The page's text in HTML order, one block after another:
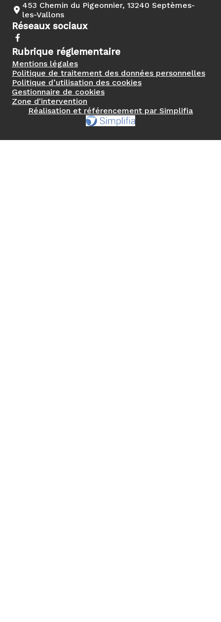
453 Chemin du Pigeonnier, 13240 Septèmes-
les-Vallons
Réseaux sociaux
Rubrique réglementaire
Mentions légales
Politique de traitement des données personnelles
Politique d’utilisation des cookies
Gestionnaire de cookies
Zone d'intervention
Réalisation et référencement par Simplifia